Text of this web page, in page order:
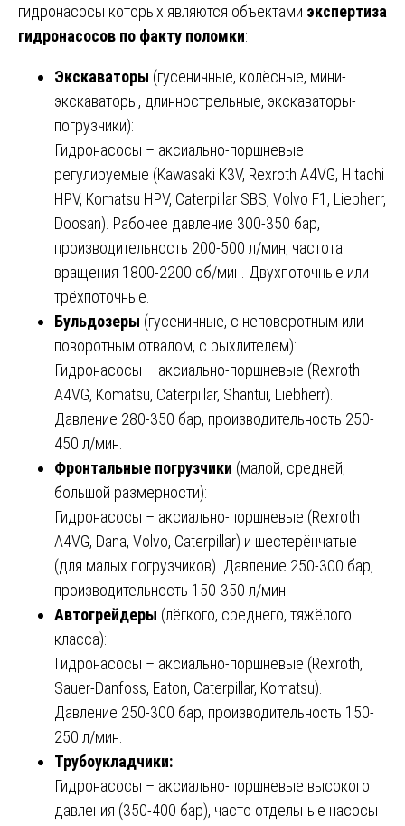
гидронасосы которых являются объектами экспертиза
гидронасосов по факту поломки:
Экскаваторы (гусеничные, колёсные, мини-
экскаваторы, длиннострельные, экскаваторы-
погрузчики):
Гидронасосы – аксиально-поршневые
регулируемые (Kawasaki K3V, Rexroth A4VG, Hitachi
HPV, Komatsu HPV, Caterpillar SBS, Volvo F1, Liebherr,
Doosan). Рабочее давление 300-350 бар,
производительность 200-500 л/мин, частота
вращения 1800-2200 об/мин. Двухпоточные или
трёхпоточные.
Бульдозеры (гусеничные, с неповоротным или
поворотным отвалом, с рыхлителем):
Гидронасосы – аксиально-поршневые (Rexroth
A4VG, Komatsu, Caterpillar, Shantui, Liebherr).
Давление 280-350 бар, производительность 250-
450 л/мин.
Фронтальные погрузчики (малой, средней,
большой размерности):
Гидронасосы – аксиально-поршневые (Rexroth
A4VG, Dana, Volvo, Caterpillar) и шестерёнчатые
(для малых погрузчиков). Давление 250-300 бар,
производительность 150-350 л/мин.
Автогрейдеры (лёгкого, среднего, тяжёлого
класса):
Гидронасосы – аксиально-поршневые (Rexroth,
Sauer-Danfoss, Eaton, Caterpillar, Komatsu).
Давление 250-300 бар, производительность 150-
250 л/мин.
Трубоукладчики:
Гидронасосы – аксиально-поршневые высокого
давления (350-400 бар), часто отдельные насосы